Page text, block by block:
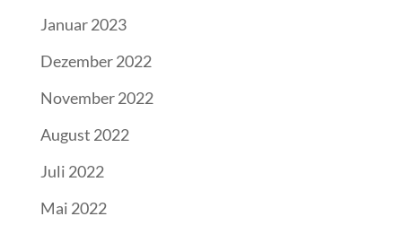
Januar 2023
Dezember 2022
November 2022
August 2022
Juli 2022
Mai 2022